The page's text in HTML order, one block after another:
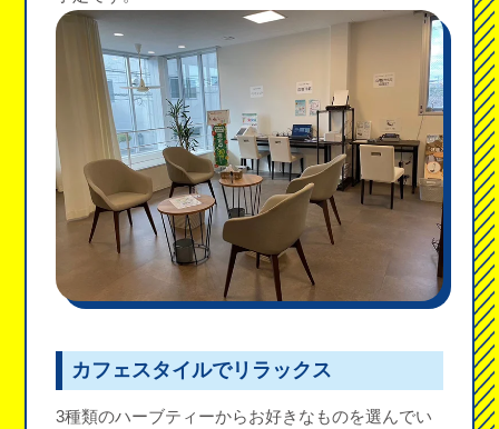
カフェスタイルでリラックス
3種類のハーブティーからお好きなものを選んでい